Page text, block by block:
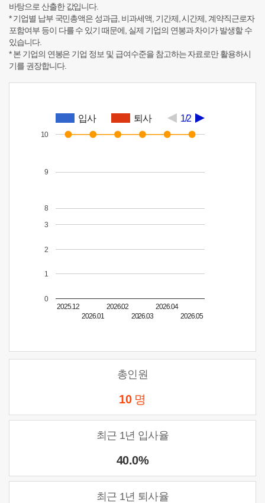
바탕으로 산출한 값입니다.
* 기업별 납부 국민총액은 성과급, 비과세액, 기간제, 시간제, 계약직근로자
포함여부 등이 다를 수 있기 때문에, 실제 기업의 연봉과 차이가 발생할 수
있습니다.
* 본 기업의 연봉은 기업 정보 및 급여수준을 참고하는 자료로만 활용하시
기를 권장합니다.
입사 퇴사 1/2
2025.12
2026.01
2026.02
2026.03
2026.04
2026.05
0
1
2
3
8
9
10
총인원
10 명
최근 1년 입사율
40.0%
최근 1년 퇴사율